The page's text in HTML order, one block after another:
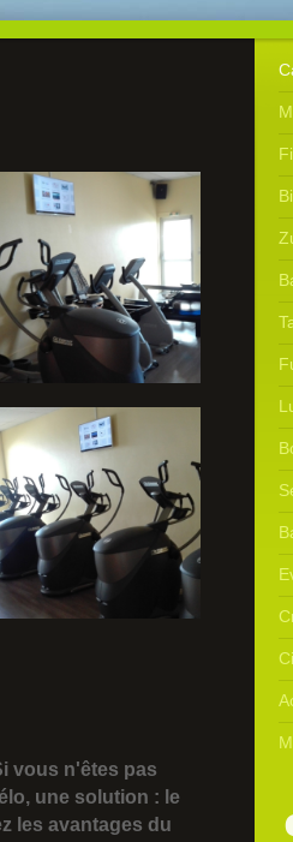
vous n'êtes pas
une solution : le
les avantages du